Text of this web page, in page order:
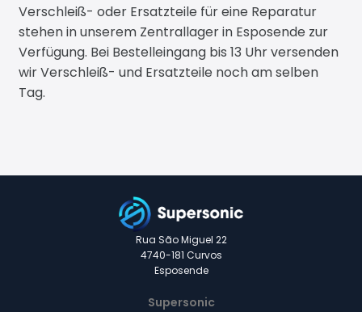
Servic
e
Konta
Verschleiß- oder Ersatzteile für eine Reparatur
stehen in unserem Zentrallager in Esposende zur
Verfügung. Bei Bestelleingang bis 13 Uhr versenden
wir Verschleiß- und Ersatzteile noch am selben
Tag.
Rua São Miguel 22
4740-181 Curvos
Esposende
Supersonic